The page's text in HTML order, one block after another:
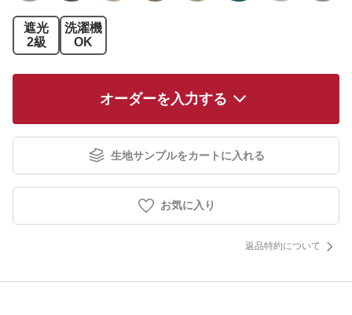
遮光
2級
洗濯機
OK
オーダーを入力する
生地サンプルをカートに入れる
お気に入り
返品特約について